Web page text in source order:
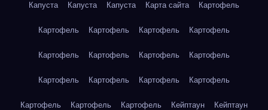
Капуста Капуста Капуста Карта сайта Картофель
Картофель Картофель Картофель Картофель
Картофель Картофель Картофель Картофель
Картофель Картофель Картофель Картофель
Картофель Картофель Картофель Кейптаун Кейптаун